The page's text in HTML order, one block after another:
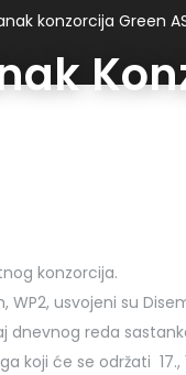
konzorcija Green
konzorcija.
usvojeni su
reda
koji će se održati